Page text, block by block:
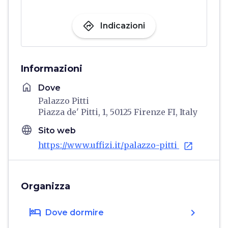
directions Indicazioni
Informazioni
home Dove
Palazzo Pitti
Piazza de' Pitti, 1, 50125 Firenze FI, Italy
language Sito web
https://www.uffizi.it/palazzo-pitti open_in_new
Organizza
hotel Dove dormire chevron_right